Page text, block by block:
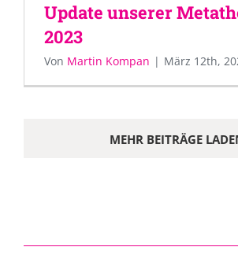
Update unserer
2023
Von Martin Kompan | März 12th,
MEHR BEITRÄGE